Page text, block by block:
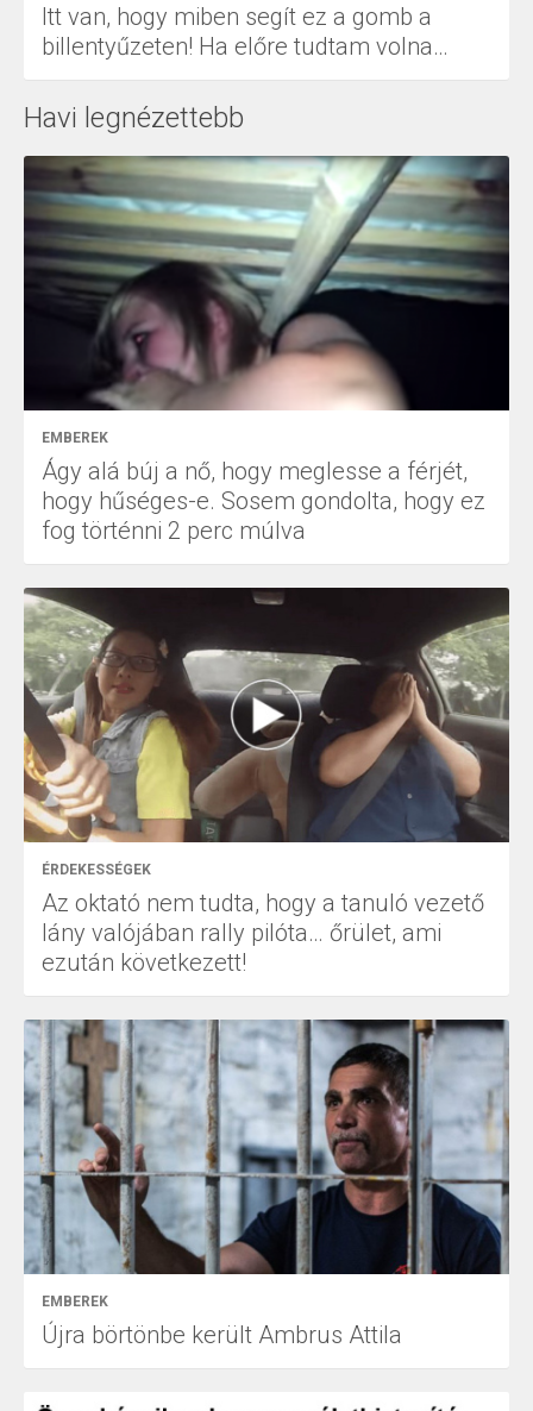
Itt van, hogy miben segít ez a gomb a
billentyűzeten! Ha előre tudtam volna…
Havi legnézettebb
EMBEREK
Ágy alá búj a nő, hogy meglesse a férjét,
hogy hűséges-e. Sosem gondolta, hogy ez
fog történni 2 perc múlva
ÉRDEKESSÉGEK
Az oktató nem tudta, hogy a tanuló vezető
lány valójában rally pilóta… őrület, ami
ezután következett!
EMBEREK
Újra börtönbe került Ambrus Attila